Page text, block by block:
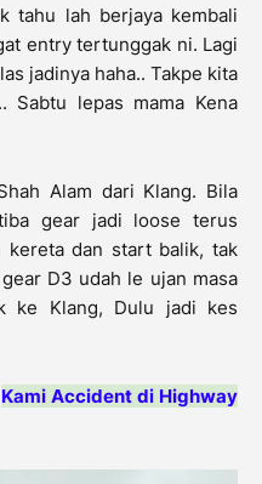
tahu lah berjaya kembali
entry tertunggak ni. Lagi
jadinya haha.. Takpe kita
Sabtu lepas mama Kena
Alam dari Klang. Bila
gear jadi loose terus
kereta dan start balik, tak
D3 udah le ujan masa
ke Klang, Dulu jadi kes
Kami Accident di Highway